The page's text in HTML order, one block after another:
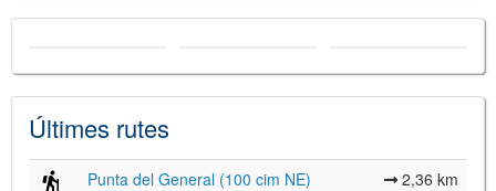
Últimes rutes
Punta del General (100 cim NE)
2,36 km